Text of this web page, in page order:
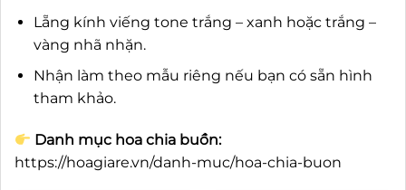
Lẵng kính viếng tone trắng – xanh hoặc trắng –
vàng nhã nhặn.
Nhận làm theo mẫu riêng nếu bạn có sẵn hình
tham khảo.
Danh mục hoa chia buồn:
https://hoagiare.vn/danh-muc/hoa-chia-buon